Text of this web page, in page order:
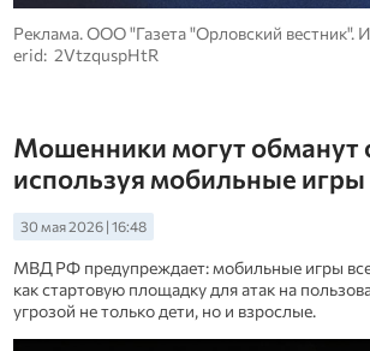
Реклама. ООО "Газета "Орловский
erid: 2VtzquspHtR
Мошенники могут обманут
используя мобильные игры
30 мая 2026 | 16:48
МВД РФ предупреждает: мобильные игры
как стартовую площадку для атак на
угрозой не только дети, но и взрослые.